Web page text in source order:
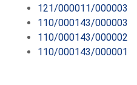
121/000011/000003
110/000143/000003
110/000143/000002
110/000143/000001